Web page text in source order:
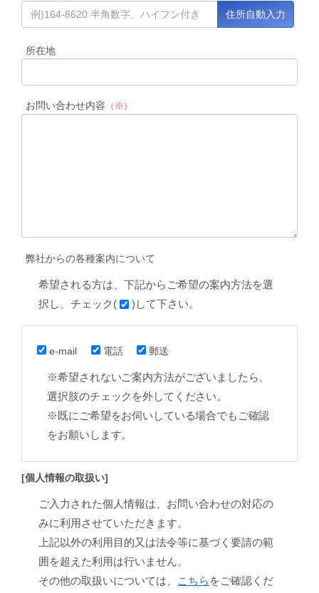
所在地
お問い合わせ内容 （※）
弊社からの各種案内について
希望される方は、下記からご希望の案内方法を選
択し、チェック(
)して下さい。
e-mail 電話 郵送
※希望されないご案内方法がございましたら、
選択肢のチェックを外してください。
※既にご希望をお伺いしている場合でもご確認
をお願いします。
[個人情報の取扱い]
ご入力された個人情報は、お問い合わせの対応の
みに利用させていただきます。
上記以外の利用目的又は法令等に基づく要請の範
囲を超えた利用は行いません。
その他の取扱いについては、
こちら をご確認くだ